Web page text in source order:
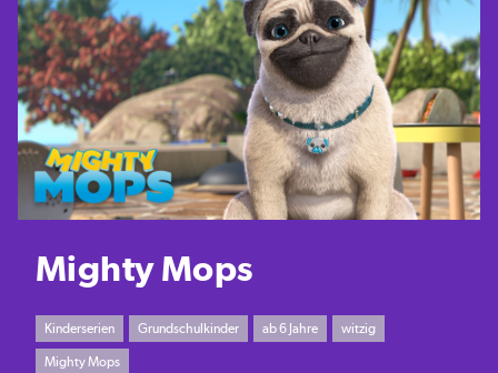
Mighty Mops
Kinderserien Grundschulkinder ab 6 Jahre witzig
Mighty Mops